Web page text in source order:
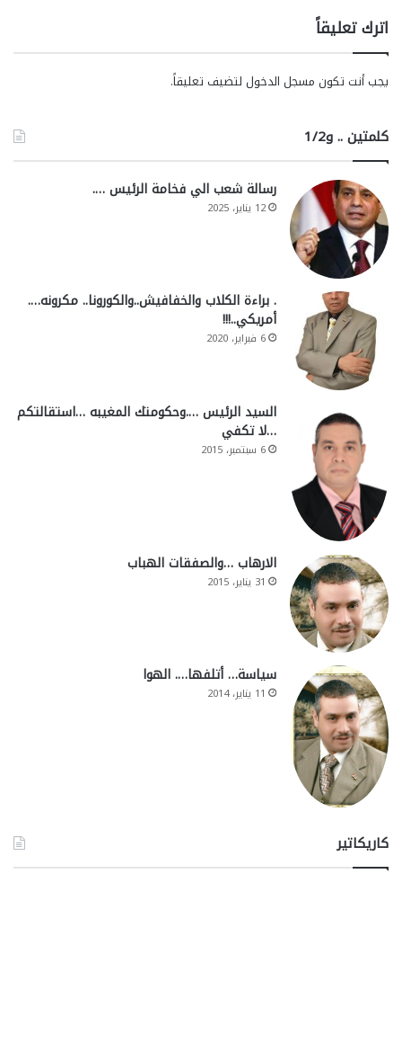
اترك تعليقاً
يجب أنت تكون مسجل الدخول لتضيف تعليقاً.
كلمتين .. و1/2
رسالة شعب الي فخامة الرئيس ….
12 يناير، 2025
. براءة الكلاب والخفافيش..والكورونا.. مكرونه….
أمريكي..!!!
6 فبراير، 2020
السيد الرئيس ….وحكومتك المغيبه …استقالتكم
…لا تكفي
6 سبتمبر، 2015
الارهاب …والصفقات الهباب
31 يناير، 2015
سياسة… أتلفها…. الهوا
11 يناير، 2014
كاريكاتير